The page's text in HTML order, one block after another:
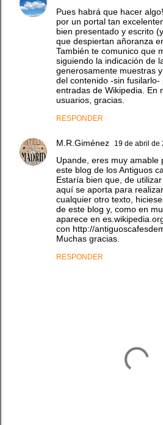
Pues habrá que hacer
por un portal tan
bien presentado y escrito
que despiertan añoranza
También te comunico que
siguiendo la indicación de
generosamente muestras
del contenido -sin
entradas de Wikipedia. En
usuarios, gracias.
RESPONDER
M.R.Giménez 19 de abril de
Upande, eres muy amable
este blog de los Antiguos
Estaría bien que, de
aquí se aporta para
cualquier otro texto,
de este blog y, como en
aparece en
con http://
Muchas gracias.
RESPONDER